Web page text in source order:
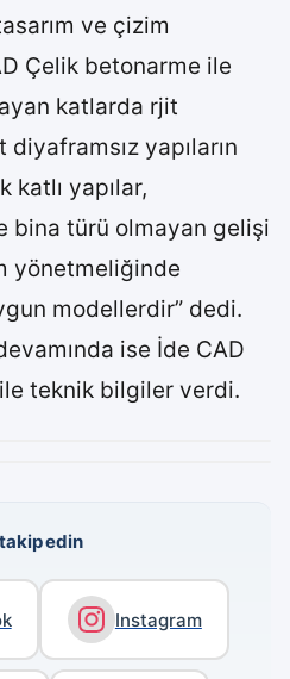
ve çizim
Çelik betonarme ile
katlarda rjit
yapıların
katlı yapılar,
bina türü olmayan gelişi
yönetmeliğinde
modellerdir” dedi.
ise İde CAD
teknik bilgiler verdi.
edin
Instagram